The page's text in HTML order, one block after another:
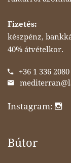
Fizetés:
készpénz,
40% átvételkor.
+36 1 336 2080
Instagram:
Bútor